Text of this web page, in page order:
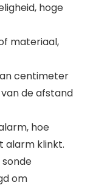
hoge
materiaal,
centimeter
de afstand
hoe
alarm klinkt.
om